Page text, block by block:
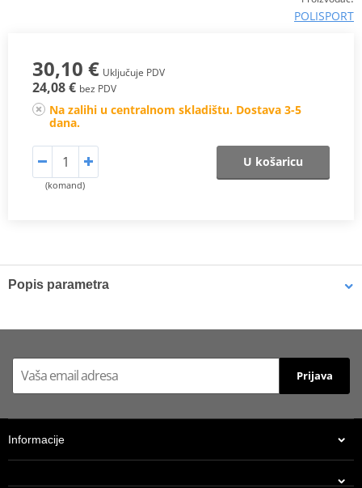
POLISPORT
30,10 € Uključuje PDV
24,08 € bez PDV
Na zalihi u centralnom skladištu. Dostava 3-5
dana.
(komand)
U košaricu
Popis parametra
Prijava
Informacije